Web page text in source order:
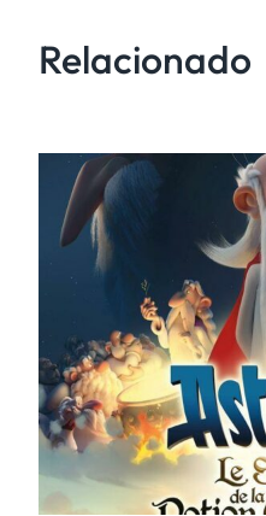
Relacionado